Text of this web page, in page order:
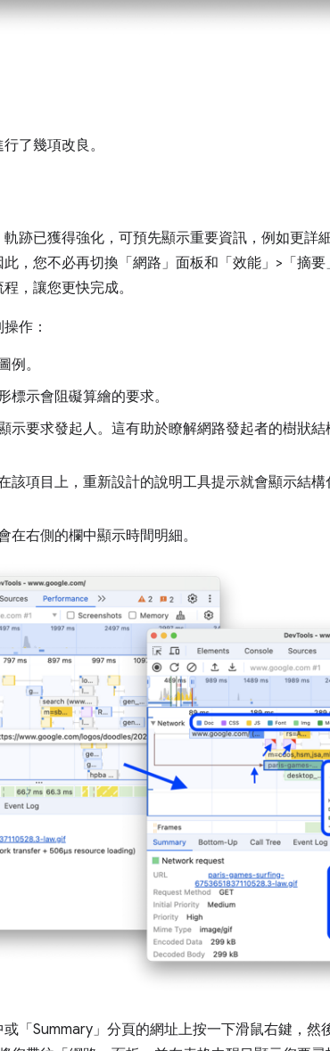
了幾項改良。
軌跡已獲得強化，可預先顯示重要資訊，例如更詳
，您不必再切換「網路」 面板和「效能」 >「摘要
，讓您更快完成。
作：
例。
標示會阻礙算繪的要求。
示要求發起人。這有助於瞭解網路發起者的樹狀結
該項目上，重新設計的說明工具提示就會顯示結
在右側的欄中顯示時間明細。
「Summary」 分頁的網址上按一下滑鼠右鍵，然